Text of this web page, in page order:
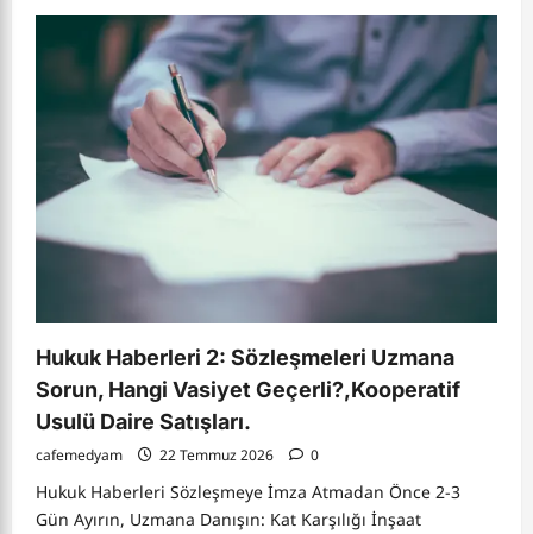
Hukuk
Haberleri
Tahliye
Taahhüdü,
Müteahhit
Sözleşmeleri
ve
WhatsApp
Toplantıları
Hukuk Haberleri 2: Sözleşmeleri Uzmana
Sorun, Hangi Vasiyet Geçerli?,Kooperatif
Usulü Daire Satışları.
cafemedyam 22 Temmuz 2026 0
Hukuk Haberleri Sözleşmeye İmza Atmadan Önce 2-3
Gün Ayırın, Uzmana Danışın: Kat Karşılığı İnşaat